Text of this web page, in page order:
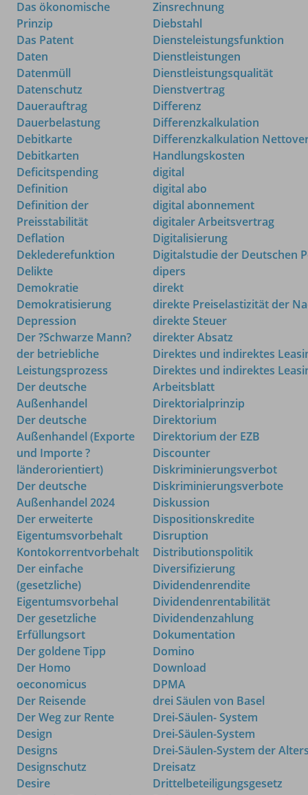
Das ökonomische
Prinzip
Das Patent
Daten
Datenmüll
Datenschutz
Dauerauftrag
Dauerbelastung
Debitkarte
Debitkarten
Deficitspending
Definition
Definition der
Preisstabilität
Deflation
Deklederefunktion
Delikte
Demokratie
Demokratisierung
Depression
Der ?Schwarze Mann?
der betriebliche
Leistungsprozess
Der deutsche
Außenhandel
Der deutsche
Außenhandel (Exporte
und Importe ?
länderorientiert)
Der deutsche
Außenhandel 2024
Der erweiterte
Eigentumsvorbehalt
Kontokorrentvorbehalt
Der einfache
(gesetzliche)
Eigentumsvorbehal
Der gesetzliche
Erfüllungsort
Der goldene Tipp
Der Homo
oeconomicus
Der Reisende
Der Weg zur Rente
Design
Designs
Designschutz
Desire
Zinsrechnung
Diebstahl
Diensteleistungsfunktion
Dienstleistungen
Dienstleistungsqualität
Dienstvertrag
Differenz
Differenzkalkulation
Differenzkalkulation
Handlungskosten
digital
digital abo
digital abonnement
digitaler Arbeitsvertrag
Digitalisierung
Digitalstudie der Deutschen
dipers
direkt
direkte Preiselastizität der
direkte Steuer
direkter Absatz
Direktes und indirektes
Direktes und indirektes
Arbeitsblatt
Direktorialprinzip
Direktorium
Direktorium der EZB
Discounter
Diskriminierungsverbot
Diskriminierungsverbote
Diskussion
Dispositionskredite
Disruption
Distributionspolitik
Diversifizierung
Dividendenrendite
Dividendenrentabilität
Dividendenzahlung
Dokumentation
Domino
Download
DPMA
drei Säulen von Basel
Drei-Säulen- System
Drei-Säulen-System
Drei-Säulen-System der
Dreisatz
Drittelbeteiligungsgesetz